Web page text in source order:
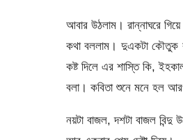
আবার উঠলাম। রান্নাঘরে
কথা বললাম। দুএকটা কৌতুক
কষ্ট দিলে এর শাস্তি কি,
বলা। কবিতা শুনে মনে হল
নয়টা বাজল, দশটা বাজল বিন্দু